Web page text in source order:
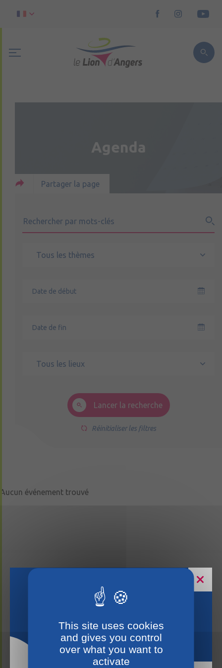
Agenda
Partager la page
Tous les thèmes
Tous les lieux
Lancer la recherche
Réinitialiser les filtres
Aucun événement trouvé
This site uses cookies
and gives you control
over what you want to
activate